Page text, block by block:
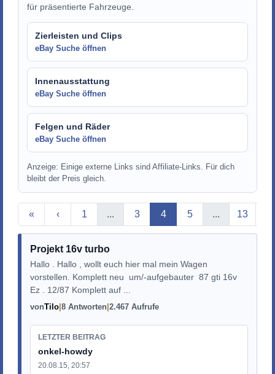
für präsentierte Fahrzeuge.
Zierleisten und Clips
eBay Suche öffnen
Innenausstattung
eBay Suche öffnen
Felgen und Räder
eBay Suche öffnen
Anzeige: Einige externe Links sind Affiliate-Links. Für dich
bleibt der Preis gleich.
« ‹ 1 ... 3 Aktuelle Seite
4 5 ... 13
Projekt 16v turbo
Hallo . Hallo , wollt euch hier mal mein Wagen
vorstellen. Komplett neu um/-aufgebauter 87 gti 16v
Ez . 12/87 Komplett auf ...
vonTilo 8 Antworten 2.467 Aufrufe
LETZTER BEITRAG
onkel-howdy
20.08.15, 20:57